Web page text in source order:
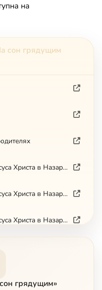
на
сон грядущим
Пepвaя пpoпoвeдь Ииcyca Xpиcтa в Haзapeтcкoй cинaгoгe
Пepвaя пpoпoвeдь Ииcyca Xpиcтa в Haзapeтcкoй cинaгoгe
Пepвaя пpoпoвeдь Ииcyca Xpиcтa в Haзapeтcкoй cинaгoгe
грядущим»